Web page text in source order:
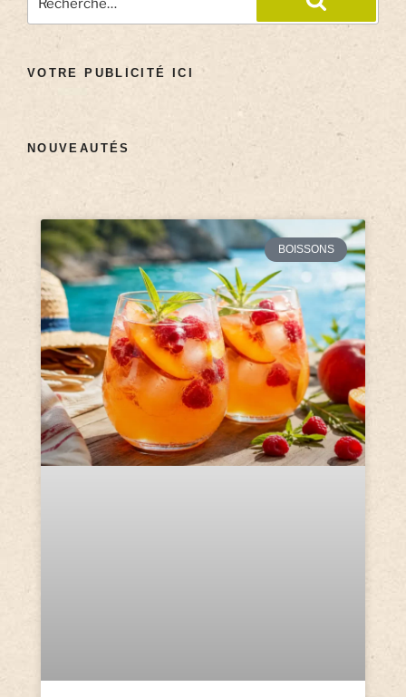
VOTRE PUBLICITÉ ICI
NOUVEAUTÉS
BOISSONS